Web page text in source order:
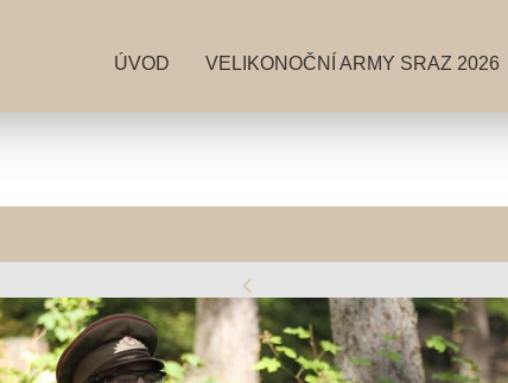
ÚVOD VELIKONOČNÍ ARMY SRAZ 2026